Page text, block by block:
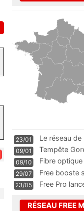
23/01
Le réseau
m
09/01
Tempête
09/10
Fibre
pass
29/07
Free booste
23/05 Free Pro
RÉSEAU FREE